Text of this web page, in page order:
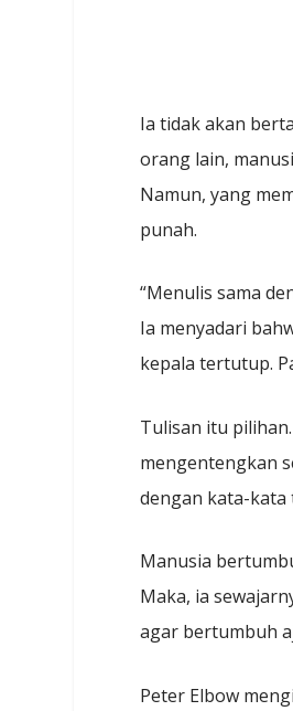
Ia tidak akan
orang lain,
Namun, yang
punah.
“Menulis sama
Ia menyadari
kepala tertutup.
Tulisan itu
mengentengkan
dengan kata-kata
Manusia
Maka, ia
agar bertumbuh
Peter Elbow